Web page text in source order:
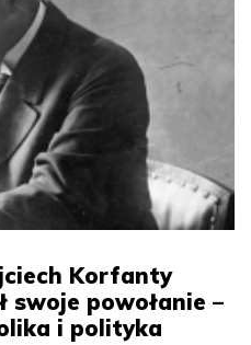
Korfanty
powołanie –
i polityka